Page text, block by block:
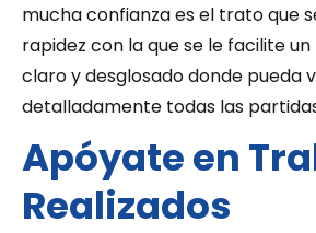
mucha confianza es el trato que
rapidez con la que se le facilite
claro y desglosado donde pueda
detalladamente todas las
Apóyate en
Realizados